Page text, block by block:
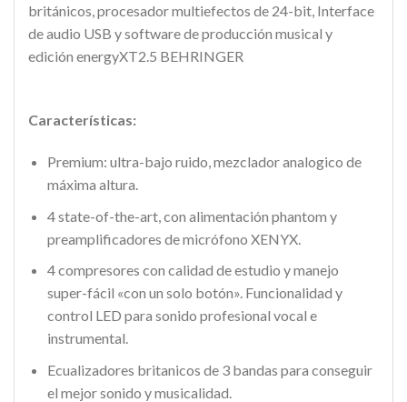
británicos, procesador multiefectos de 24-bit, Interface
de audio USB y software de producción musical y
edición energyXT2.5 BEHRINGER
Características:
Premium: ultra-bajo ruido, mezclador analogico de
máxima altura.
4 state-of-the-art, con alimentación phantom y
preamplificadores de micrófono XENYX.
4 compresores con calidad de estudio y manejo
super-fácil «con un solo botón». Funcionalidad y
control LED para sonido profesional vocal e
instrumental.
Ecualizadores britanicos de 3 bandas para conseguir
el mejor sonido y musicalidad.